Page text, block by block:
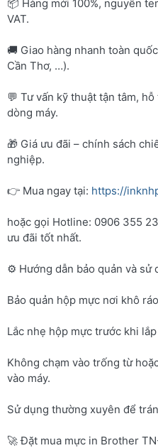
📦 Hàng mới 100%, nguyên
VAT.
🚚 Giao hàng nhanh toàn
Cần Thơ, …).
💬 Tư vấn kỹ thuật tận tâm,
dòng máy.
🎁 Giá ưu đãi – chính sách
nghiệp.
👉 Mua ngay tại: https://
hoặc gọi Hotline: 0906 355
ưu đãi tốt nhất.
⚙️ Hướng dẫn bảo quản và
Bảo quản hộp mực nơi khô
Lắc nhẹ hộp mực trước khi
Không chạm vào trống từ
vào máy.
Sử dụng thường xuyên để
🚀 Đặt mua mực in Brother